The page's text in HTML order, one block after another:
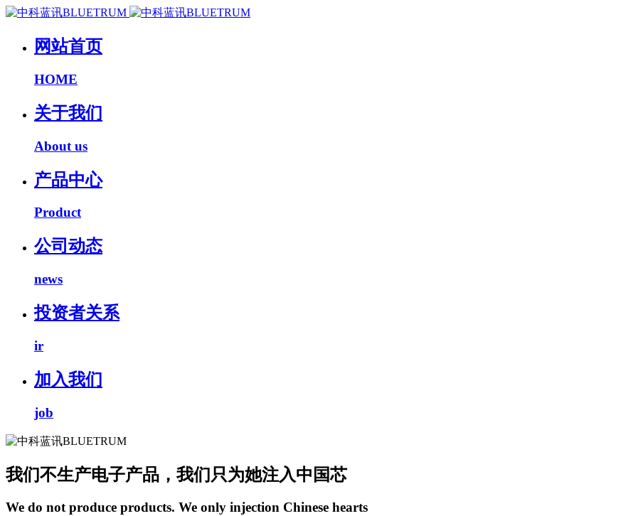
网站首页
HOME
关于我们
About us
产品中心
Product
公司动态
news
投资者关系
ir
加入我们
job
我们不生产电子产品，我们只为她注入中国芯
We do not produce products. We only injection Chinese hearts